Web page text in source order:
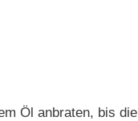
Öl anbraten, bis die